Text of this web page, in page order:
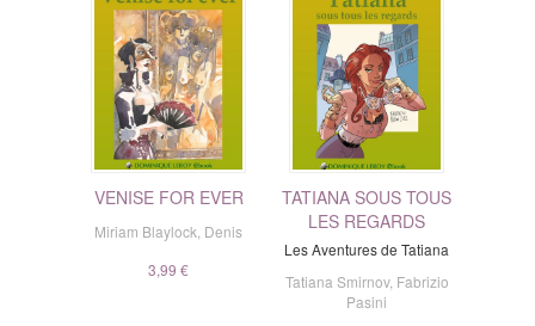
VENISE FOR EVER
Miriam Blaylock, Denis
3,99 €
TATIANA SOUS TOUS
LES REGARDS
Les Aventures de Tatiana
Tatiana Smirnov, Fabrizio
Pasini